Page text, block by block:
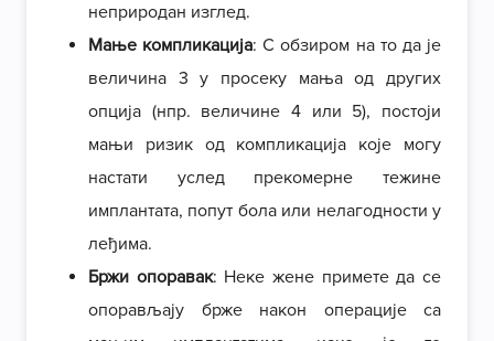
неприродан изглед.
Мање компликација: С обзиром на то да је
величина 3 у просеку мања од других
опција (нпр. величине 4 или 5), постоји
мањи ризик од компликација које могу
настати услед прекомерне тежине
имплантата, попут бола или нелагодности у
леђима.
Бржи опоравак: Неке жене примете да се
опорављају брже након операције са